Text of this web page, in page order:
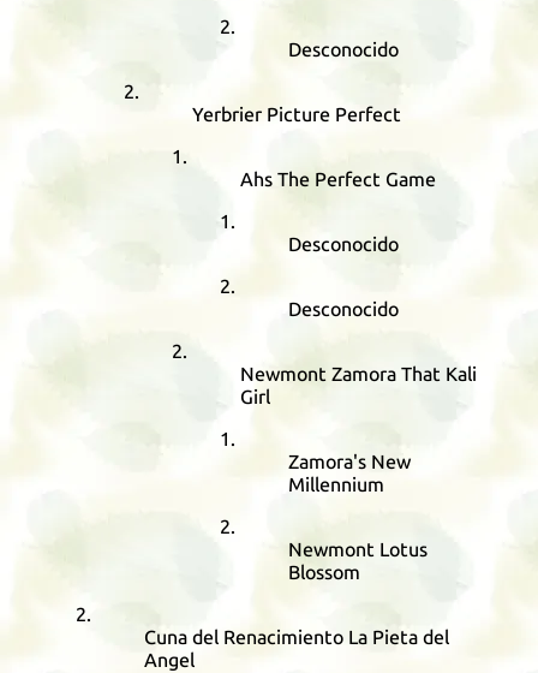
Desconocido
Yerbrier Picture Perfect
Ahs The Perfect Game
Desconocido
Desconocido
Newmont Zamora That Kali
Girl
Zamora's New
Millennium
Newmont Lotus
Blossom
Cuna del Renacimiento La Pieta del
Angel